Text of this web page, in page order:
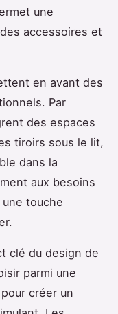
une
accessoires et
en avant des
Par
des espaces
tiroirs sous le lit,
dans la
aux besoins
touche
clé du design de
parmi une
créer un